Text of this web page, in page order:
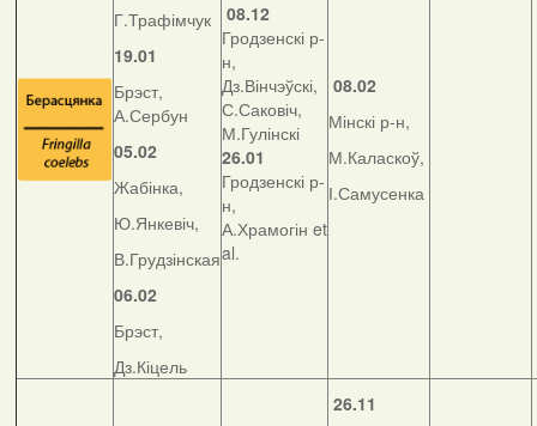
Г.Трафімчук
19.01
Брэст,
А.Сербун
05.02
Жабінка,
Ю.Янкевіч,
В.Грудзінская
06.02
Брэст,
Дз.Кіцель
08.12
Гродзенскі р-
н,
Дз.Вінчэўскі,
С.Саковіч,
М.Гулінскі
26.01
Гродзенскі р-
н,
А.Храмогін et
al.
08.02
Мінскі р-н,
М.Каласкоў,
І.Самусенка
26.11